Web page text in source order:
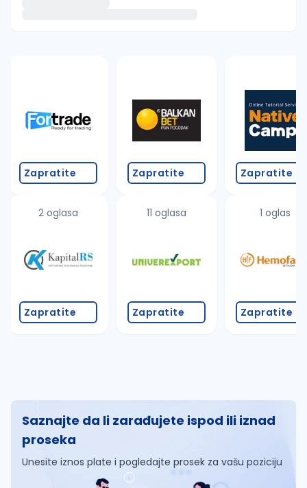
Takođe možete da:
proverite pravopisne greške (koristite č, ć, š, đ,
promenite odabrane filtere pretrage
Zapratite
2 oglasa
Zapratite
Zapratite
11 oglasa
Zapratite
Zapratite
1 oglas
Zapratite
Saznajte da li zarađujete ispod ili iznad
proseka
Unesite iznos plate i pogledajte prosek za vašu poziciju